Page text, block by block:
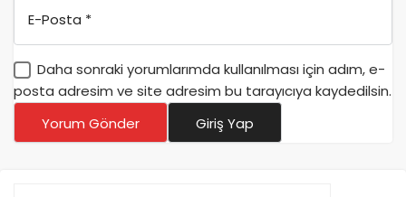
E-Posta *
Daha sonraki yorumlarımda kullanılması için adım, e-
posta adresim ve site adresim bu tarayıcıya kaydedilsin.
Yorum Gönder
Giriş Yap